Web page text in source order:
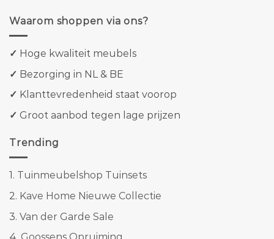
Waarom shoppen via ons?
✓ Hoge kwaliteit meubels
✓ Bezorging in NL & BE
✓ Klanttevredenheid staat voorop
✓ Groot aanbod tegen lage prijzen
Trending
1. Tuinmeubelshop Tuinsets
2. Kave Home Nieuwe Collectie
3. Van der Garde Sale